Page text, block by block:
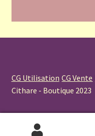
CG Utilisation CG Vente
Cithare - Boutique 2023